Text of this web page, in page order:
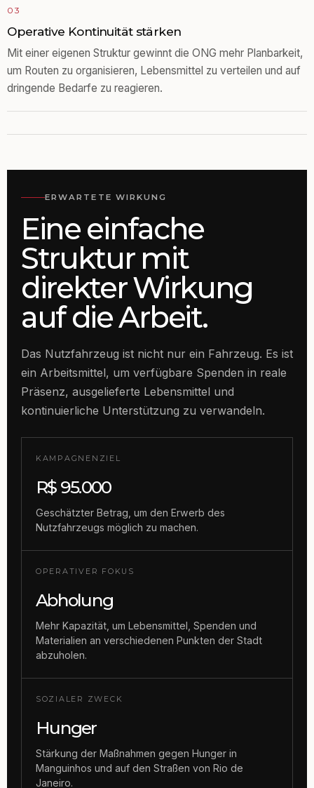
03
Operative Kontinuität stärken
Mit einer eigenen Struktur gewinnt die ONG mehr Planbarkeit,
um Routen zu organisieren, Lebensmittel zu verteilen und auf
dringende Bedarfe zu reagieren.
ERWARTETE WIRKUNG
Eine einfache
Struktur mit
direkter Wirkung
auf die Arbeit.
Das Nutzfahrzeug ist nicht nur ein Fahrzeug. Es ist
ein Arbeitsmittel, um verfügbare Spenden in reale
Präsenz, ausgelieferte Lebensmittel und
kontinuierliche Unterstützung zu verwandeln.
KAMPAGNENZIEL
R$ 95.000
Geschätzter Betrag, um den Erwerb des
Nutzfahrzeugs möglich zu machen.
OPERATIVER FOKUS
Abholung
Mehr Kapazität, um Lebensmittel, Spenden und
Materialien an verschiedenen Punkten der Stadt
abzuholen.
SOZIALER ZWECK
Hunger
Stärkung der Maßnahmen gegen Hunger in
Manguinhos und auf den Straßen von Rio de
Janeiro.